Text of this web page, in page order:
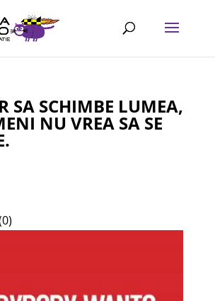
SA SCHIMBE LUMEA,
NU VREA SA SE
0)